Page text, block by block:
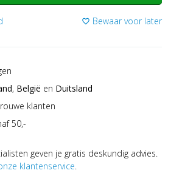
favorite_border Bewaar voor later
, België en Duitsland
klanten
50,-
geven je gratis deskundig advies.
klantenservice.